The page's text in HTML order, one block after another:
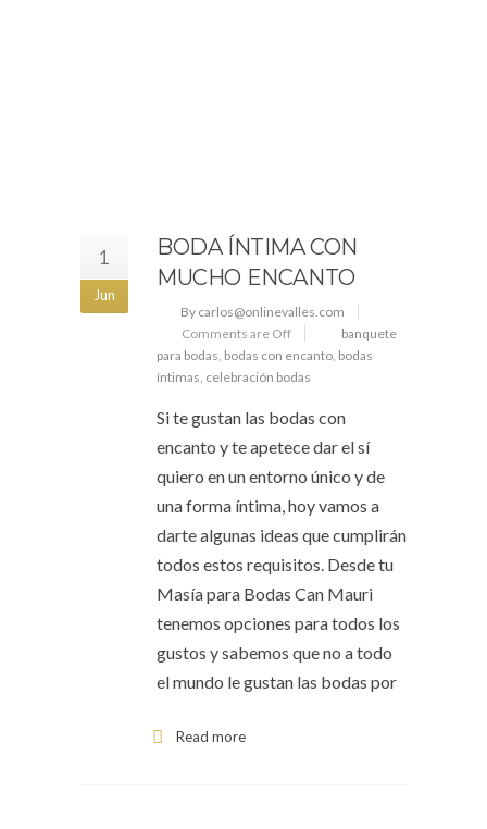
1
Jun
BODA ÍNTIMA CON
MUCHO ENCANTO
By carlos@onlinevalles.com
Comments are Off
banquete
para bodas, bodas con encanto, bodas
íntimas, celebración bodas
Si te gustan las bodas con
encanto y te apetece dar el sí
quiero en un entorno único y de
una forma íntima, hoy vamos a
darte algunas ideas que cumplirán
todos estos requisitos. Desde tu
Masía para Bodas Can Mauri
tenemos opciones para todos los
gustos y sabemos que no a todo
el mundo le gustan las bodas por
Read more